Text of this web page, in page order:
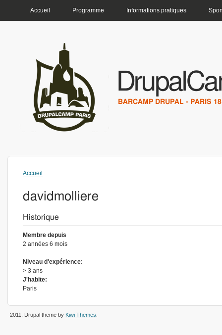
Accueil Programme Informations pratiques
BARCAMP DRUPAL - PARIS
Vous êtes ici
Accueil
davidmolliere
Historique
Membre depuis
2 années 6 mois
Niveau d'expérience:
> 3 ans
J'habite:
Paris
2011 . Drupal theme by Kiwi Themes